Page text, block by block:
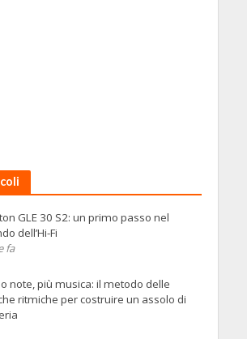
GLE 30 S2: un primo passo nel
dell’Hi-Fi
fa
note, più musica: il metodo delle
ritmiche per costruire un assolo di